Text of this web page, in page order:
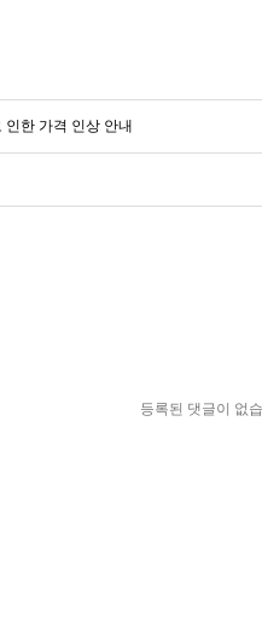
한 가격 인상 안내
등록된 댓글이 없